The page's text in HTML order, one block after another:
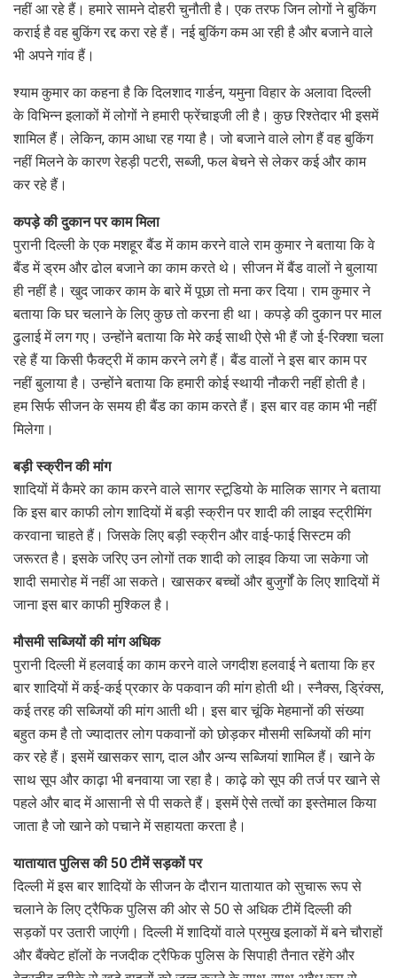
नहीं आ रहे हैं। हमारे सामने दोहरी चुनौती है। एक तरफ जिन लोगों ने बुकिंग
कराई है वह बुकिंग रद्द करा रहे हैं। नई बुकिंग कम आ रही है और बजाने वाले
भी अपने गांव हैं।
श्याम कुमार का कहना है कि दिलशाद गार्डन, यमुना विहार के अलावा दिल्ली
के विभिन्न इलाकों में लोगों ने हमारी फ्रेंचाइजी ली है। कुछ रिश्तेदार भी इसमें
शामिल हैं। लेकिन, काम आधा रह गया है। जो बजाने वाले लोग हैं वह बुकिंग
नहीं मिलने के कारण रेहड़ी पटरी, सब्जी, फल बेचने से लेकर कई और काम
कर रहे हैं।
कपड़े की दुकान पर काम मिला
पुरानी दिल्ली के एक मशहूर बैंड में काम करने वाले राम कुमार ने बताया कि वे
बैंड में ड्रम और ढोल बजाने का काम करते थे। सीजन में बैंड वालों ने बुलाया
ही नहीं है। खुद जाकर काम के बारे में पूछा तो मना कर दिया। राम कुमार ने
बताया कि घर चलाने के लिए कुछ तो करना ही था। कपड़े की दुकान पर माल
ढुलाई में लग गए। उन्होंने बताया कि मेरे कई साथी ऐसे भी हैं जो ई-रिक्शा चला
रहे हैं या किसी फैक्ट्री में काम करने लगे हैं। बैंड वालों ने इस बार काम पर
नहीं बुलाया है। उन्होंने बताया कि हमारी कोई स्थायी नौकरी नहीं होती है।
हम सिर्फ सीजन के समय ही बैंड का काम करते हैं। इस बार वह काम भी नहीं
मिलेगा।
बड़ी स्क्रीन की मांग
शादियों में कैमरे का काम करने वाले सागर स्टूडियो के मालिक सागर ने बताया
कि इस बार काफी लोग शादियों में बड़ी स्क्रीन पर शादी की लाइव स्ट्रीमिंग
करवाना चाहते हैं। जिसके लिए बड़ी स्क्रीन और वाई-फाई सिस्टम की
जरूरत है। इसके जरिए उन लोगों तक शादी को लाइव किया जा सकेगा जो
शादी समारोह में नहीं आ सकते। खासकर बच्चों और बुजुर्गों के लिए शादियों में
जाना इस बार काफी मुश्किल है।
मौसमी सब्जियों की मांग अधिक
पुरानी दिल्ली में हलवाई का काम करने वाले जगदीश हलवाई ने बताया कि हर
बार शादियों में कई-कई प्रकार के पकवान की मांग होती थी। स्नैक्स, ड्रिंक्स,
कई तरह की सब्जियों की मांग आती थी। इस बार चूंकि मेहमानों की संख्या
बहुत कम है तो ज्यादातर लोग पकवानों को छोड़कर मौसमी सब्जियों की मांग
कर रहे हैं। इसमें खासकर साग, दाल और अन्य सब्जियां शामिल हैं। खाने के
साथ सूप और काढ़ा भी बनवाया जा रहा है। काढ़े को सूप की तर्ज पर खाने से
पहले और बाद में आसानी से पी सकते हैं। इसमें ऐसे तत्वों का इस्तेमाल किया
जाता है जो खाने को पचाने में सहायता करता है।
यातायात पुलिस की 50 टीमें सड़कों पर
दिल्ली में इस बार शादियों के सीजन के दौरान यातायात को सुचारू रूप से
चलाने के लिए ट्रैफिक पुलिस की ओर से 50 से अधिक टीमें दिल्ली की
सड़कों पर उतारी जाएंगी। दिल्ली में शादियों वाले प्रमुख इलाकों में बने चौराहों
और बैंक्वेट हॉलों के नजदीक ट्रैफिक पुलिस के सिपाही तैनात रहेंगे और